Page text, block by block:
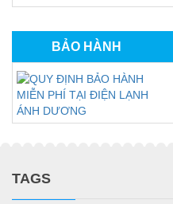
BẢO HÀNH
TAGS